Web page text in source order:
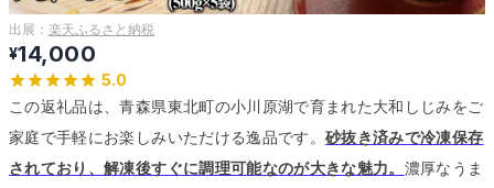
出展： 楽天ふるさと納税
¥14,000
5.0
この返礼品は、青森県東北町の小川原湖で育まれた大和しじみをご
家庭で手軽にお楽しみいただける逸品です。 砂抜き済みで冷凍保存
されており、解凍後すぐに調理可能なのが大きな魅力。 濃厚なうま